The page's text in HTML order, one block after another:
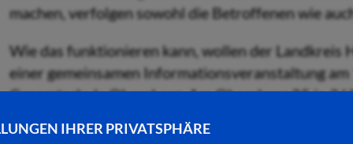
IHRER PRIVATSPHÄRE
machen, verfolgen sowohl die Betroffenen wie
Wie das funktionieren kann, wollen der Landkreis
einer gemeinsamen Informationsveranstaltung
Gesamtschule Obersberg, Am Obersberg 25 in
Anwohner und Interessierte herzlich eingeladen.